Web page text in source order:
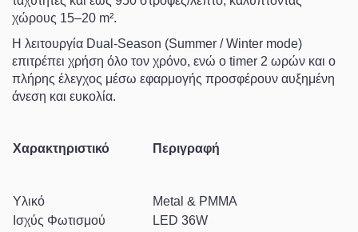
χώρους 15–20 m².
Η λειτουργία Dual-Season (Summer / Winter mode)
επιτρέπει χρήση όλο τον χρόνο, ενώ ο timer 2 ωρών και ο
πλήρης έλεγχος μέσω εφαρμογής προσφέρουν αυξημένη
άνεση και ευκολία.
Χαρακτηριστικό Περιγραφή
Υλικό
Metal & PMMA
Ισχύς Φωτισμού
LED 36W